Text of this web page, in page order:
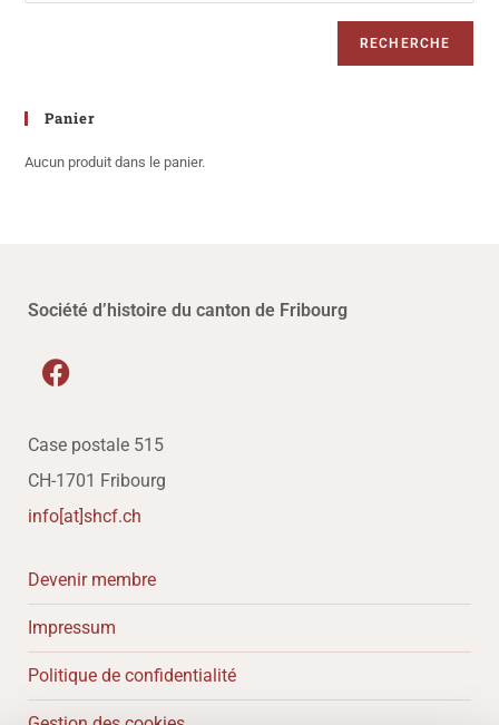
RECHERCHE
Panier
Aucun produit dans le panier.
Société d’histoire du canton de Fribourg
Case postale 515
CH-1701 Fribourg
info[at]shcf.ch
Devenir membre
Impressum
Politique de confidentialité